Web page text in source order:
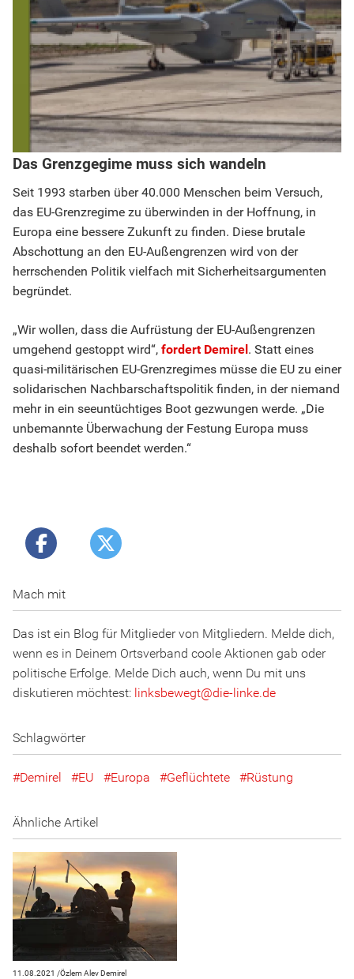
Das Grenzgegime muss sich wandeln
Seit 1993 starben über 40.000 Menschen beim Versuch,
das EU-Grenzregime zu überwinden in der Hoffnung, in
Europa eine bessere Zukunft zu finden. Diese brutale
Abschottung an den EU-Außengrenzen wird von der
herrschenden Politik vielfach mit Sicherheitsargumenten
begründet.
„Wir wollen, dass die Aufrüstung der EU-Außengrenzen
umgehend gestoppt wird“, fordert Demirel. Statt eines
quasi-militärischen EU-Grenzregimes müsse die EU zu einer
solidarischen Nachbarschaftspolitik finden, in der niemand
mehr in ein seeuntüchtiges Boot gezwungen werde. „Die
unbemannte Überwachung der Festung Europa muss
deshalb sofort beendet werden.“
Mach mit
Das ist ein Blog für Mitglieder von Mitgliedern. Melde dich,
wenn es in Deinem Ortsverband coole Aktionen gab oder
politische Erfolge. Melde Dich auch, wenn Du mit uns
diskutieren möchtest: linksbewegt@die-linke.de
Schlagwörter
Demirel EU Europa Geflüchtete Rüstung
Ähnliche Artikel
11.08.2021 /Özlem Alev Demirel